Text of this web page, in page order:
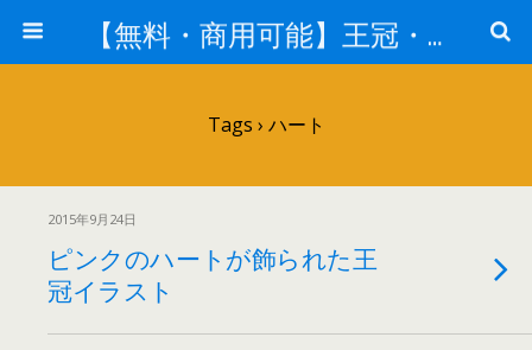
【無料・商用可能】王冠・クラウン素材
Tags › ハート
2015年9月24日
ピンクのハートが飾られた王
冠イラスト